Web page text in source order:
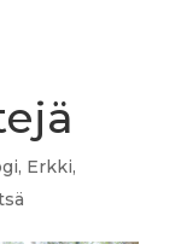
, Erkki,